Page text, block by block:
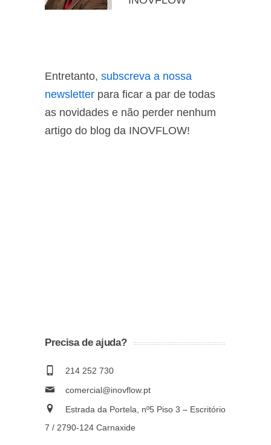
Entretanto, subscreva a nossa
newsletter para ficar a par de todas
as novidades e não perder nenhum
artigo do blog da INOVFLOW!
Precisa de ajuda?
214 252 730
comercial@inovflow.pt
Estrada da Portela, nº5 Piso 3 – Escritório
7 / 2790-124 Carnaxide